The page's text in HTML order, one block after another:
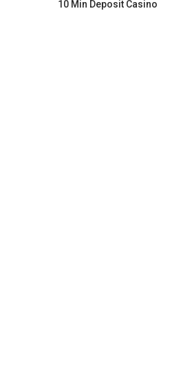
10 Min Deposit Casino